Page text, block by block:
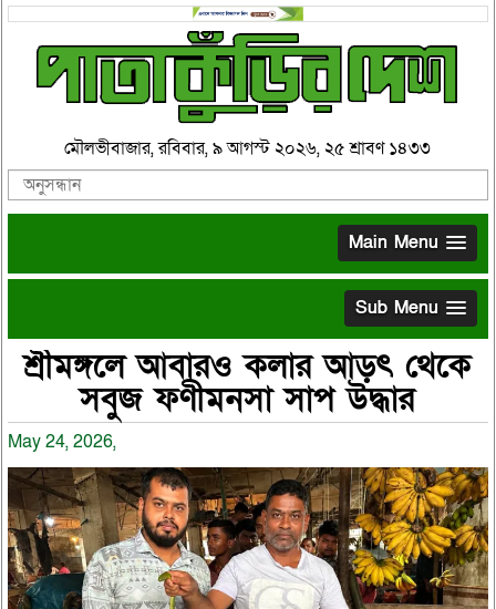
মৌলভীবাজার, রবিবার, ৯ আগস্ট ২০২৬, ২৫ শ্রাবণ ১৪৩৩
Main Menu
Sub Menu
শ্রীমঙ্গলে আবারও কলার আড়ৎ থেকে
সবুজ ফণীমনসা সাপ উদ্ধার
May 24, 2026,